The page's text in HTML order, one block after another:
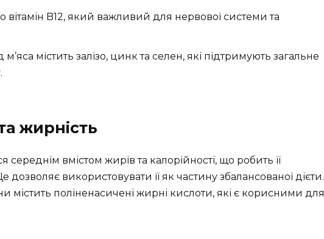
вітамін B12, який важливий для нервової системи та
містить залізо, цинк та селен, які підтримують загальне
жирність
середнім вмістом жирів та калорійності, що робить її
дозволяє використовувати її як частину збалансованої дієти.
містить поліненасичені жирні кислоти, які є корисними для